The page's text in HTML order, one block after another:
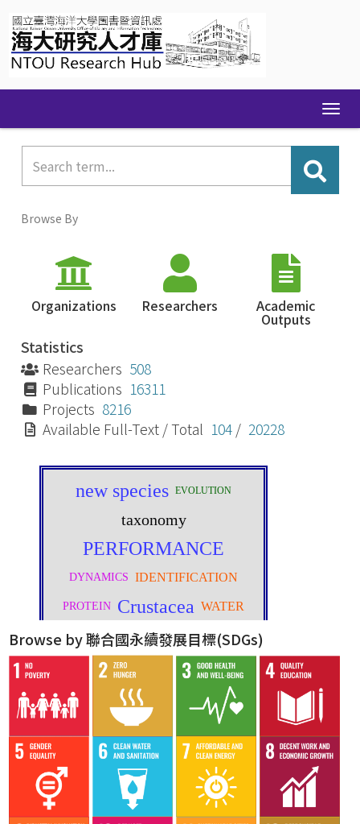
navigation
Browse By
Organizations Researchers Academic
Outputs
Statistics
Researchers 508
Publications 16311
Projects 8216
Available Full-Text / Total 104 / 20228
Browse by 聯合國永續發展目標(SDGs)